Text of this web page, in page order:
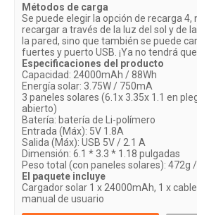
Métodos de carga
Se puede elegir la opción de recarga 4,
recargar a través de la luz del sol y de
la pared, sino que también se puede
fuertes y puerto USB. ¡Ya no tendrá
Especificaciones del producto
Capacidad: 24000mAh / 88Wh
Energía solar: 3.75W / 750mA
3 paneles solares (6.1x 3.35x 1.1 en
abierto)
Batería: batería de Li-polímero
Entrada (Máx): 5V 1.8A
Salida (Máx): USB 5V / 2.1 A
Dimensión: 6.1 * 3.3 * 1.18 pulgadas
Peso total (con paneles solares): 472g /
El paquete incluye
Cargador solar 1 x 24000mAh, 1 x
manual de usuario